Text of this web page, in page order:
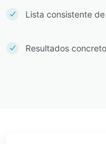
Lista consistente
Resultados